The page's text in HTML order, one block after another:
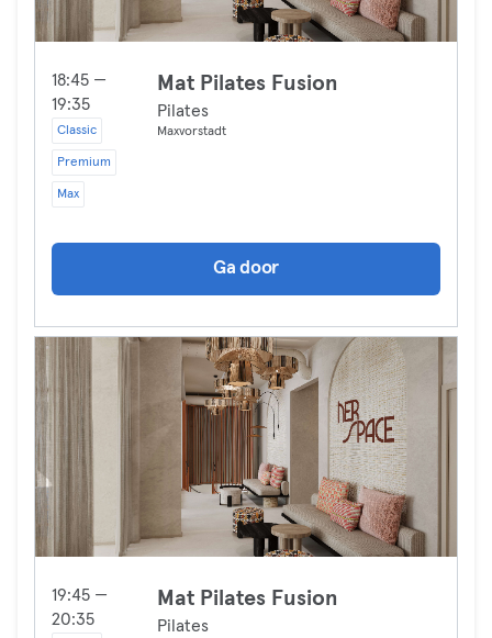
18:45 —
19:35
Classic
Premium
Max
Mat Pilates Fusion
Pilates
Maxvorstadt
Ga door
19:45 —
20:35
Mat Pilates Fusion
Pilates